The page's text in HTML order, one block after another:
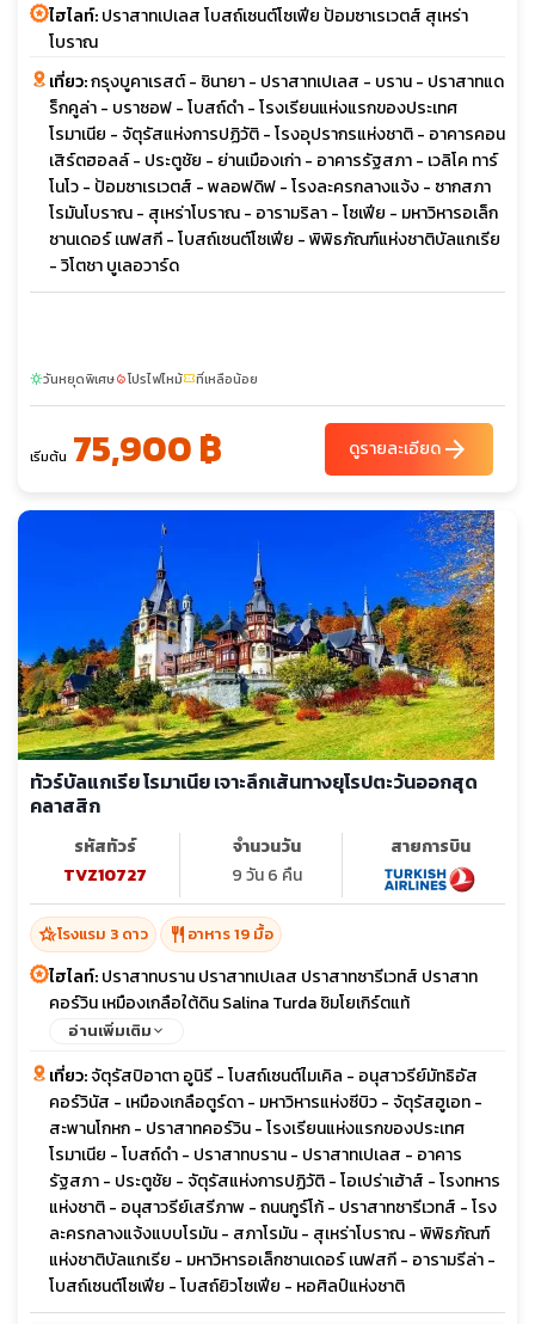
ไฮไลท์:ปราสาทเปเลส โบสถ์เซนต์โซเฟีย ป้อมซาเรเวตส์ สุเหร่า
โบราณ
เที่ยว:กรุงบูคาเรสต์ - ชินายา - ปราสาทเปเลส - บราน - ปราสาทแด
ร็กคูล่า - บราซอฟ - โบสถ์ดำ - โรงเรียนแห่งแรกของประเทศ
โรมาเนีย - จัตุรัสแห่งการปฏิวัติ - โรงอุปรากรแห่งชาติ - อาคารคอน
เสิร์ตฮอลล์ - ประตูชัย - ย่านเมืองเก่า - อาคารรัฐสภา - เวลิโค ทาร์
โนโว - ป้อมซาเรเวตส์ - พลอฟดิฟ - โรงละครกลางแจ้ง - ซากสภา
โรมันโบราณ - สุเหร่าโบราณ - อารามริลา - โซเฟีย - มหาวิหารอเล็ก
ซานเดอร์ เนฟสกี - โบสถ์เซนต์โซเฟีย - พิพิธภัณฑ์แห่งชาติบัลแกเรีย
- วิโตชา บูเลอวาร์ด
sunnyวันหยุดพิเศษlocal_fire_departmentโปรไฟไหม้confirmation_numberที่เหลือน้อย
เริ่มต้น 75,900 ฿ ดูรายละเอียดarrow_forward
ทัวร์บัลแกเรีย โรมาเนีย เจาะลึกเส้นทางยุโรปตะวันออกสุด
คลาสสิก
รหัสทัวร์
TVZ10727
จำนวนวัน
9 วัน 6 คืน
สายการบิน
hotel_classโรงแรม 3 ดาว restaurant อาหาร 19 มื้อ
ไฮไลท์:ปราสาทบราน ปราสาทเปเลส ปราสาทซารีเวทส์ ปราสาท
คอร์วิน เหมืองเกลือใต้ดิน Salina Turda ชิมโยเกิร์ตแท้
อ่านเพิ่มเติม
เที่ยว:จัตุรัสปิอาตา อูนิรี - โบสถ์เซนต์ไมเคิล - อนุสาวรีย์มัทธิอัส
คอร์วินัส - เหมืองเกลือตูร์ดา - มหาวิหารแห่งซีบิว - จัตุรัสฮูเอท -
สะพานโกหก - ปราสาทคอร์วิน - โรงเรียนแห่งแรกของประเทศ
โรมาเนีย - โบสถ์ดำ - ปราสาทบราน - ปราสาทเปเลส - อาคาร
รัฐสภา - ประตูชัย - จัตุรัสแห่งการปฏิวัติ - โอเปร่าเฮ้าส์ - โรงทหาร
แห่งชาติ - อนุสาวรีย์เสรีภาพ - ถนนกูร์โก้ - ปราสาทซารีเวทส์ - โรง
ละครกลางแจ้งแบบโรมัน - สภาโรมัน - สุเหร่าโบราณ - พิพิธภัณฑ์
แห่งชาติบัลแกเรีย - มหาวิหารอเล็กซานเดอร์ เนฟสกี - อารามรีล่า -
โบสถ์เซนต์โซเฟีย - โบสถ์ยิวโซเฟีย - หอศิลป์แห่งชาติ